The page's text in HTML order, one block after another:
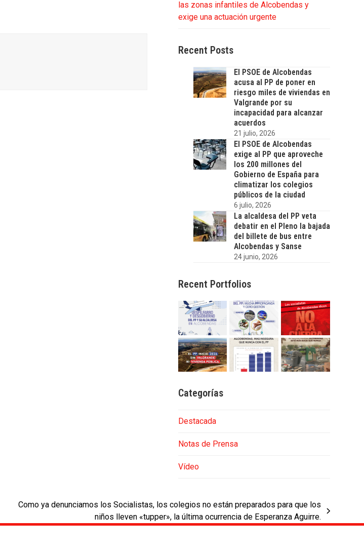
las zonas infantiles de Alcobendas y
exige una actuación urgente
Recent Posts
El PSOE de Alcobendas
acusa al PP de poner en
riesgo miles de viviendas en
Valgrande por su
incapacidad para alcanzar
acuerdos
21 julio, 2026
El PSOE de Alcobendas
exige al PP que aproveche
los 200 millones del
Gobierno de España para
climatizar los colegios
públicos de la ciudad
6 julio, 2026
La alcaldesa del PP veta
debatir en el Pleno la bajada
del billete de bus entre
Alcobendas y Sanse
24 junio, 2026
Recent Portfolios
Categorías
Destacada
Notas de Prensa
Vídeo
post:
Como ya denunciamos los Socialistas, los colegios no están preparados para que los
niños lleven «tupper», la última ocurrencia de Esperanza Aguirre.